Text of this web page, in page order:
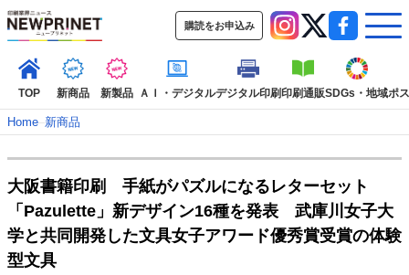
購読をお申込み
TOP 新商品 新製品 ＡＩ・デジタルデジタル印刷印刷通販SDGs・地域ポ
新着記事 特集記事
動画コンテンツ
インタビュー
コレクション
カテゴリー一覧
Home–新商品
大阪書籍印刷 手紙がパズルになるレターセット
「Pazulette」新デザイン16種を発表 武庫川女子大
学と共同開発した文具女子アワード優秀賞受賞の体験
型文具